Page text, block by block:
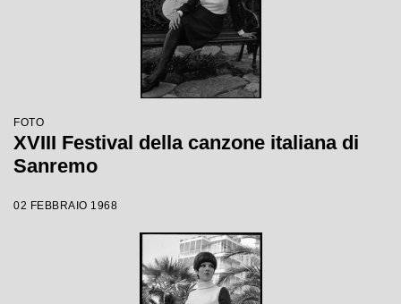
FOTO
XVIII Festival della canzone italiana di
Sanremo
02 FEBBRAIO 1968